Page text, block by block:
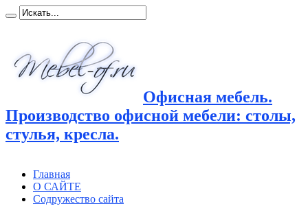
Офисная мебель.
Производство офисной мебели: столы,
стулья, кресла.
Главная
О САЙТЕ
Содружество сайта